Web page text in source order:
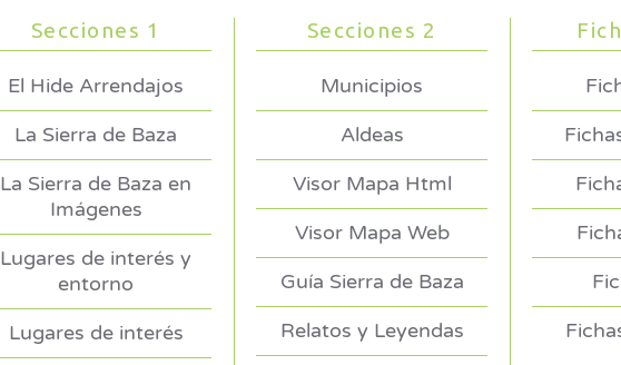
Secciones 1
El Hide Arrendajos
La Sierra de Baza
La Sierra de Baza en
Imágenes
Lugares de interés y
entorno
Lugares de interés
Secciones 2
Municipios
Aldeas
Visor Mapa Html
Visor Mapa Web
Guía Sierra de Baza
Relatos y Leyendas